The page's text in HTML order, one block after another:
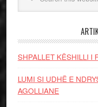
SHPALLET KËSHILLI I
LUMI SI UDHË E
AGOLLIANE